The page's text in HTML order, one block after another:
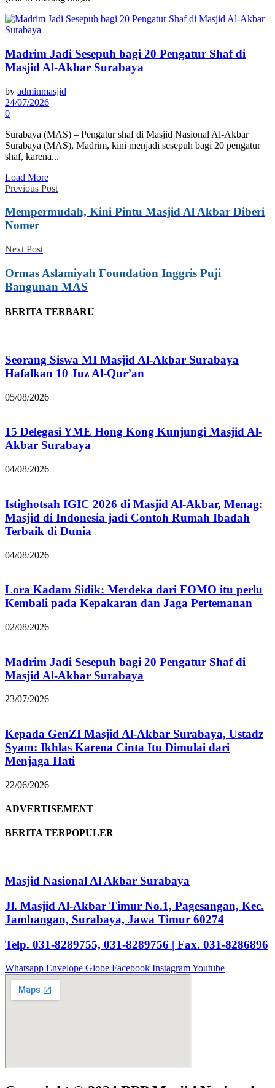
Madrim Jadi Sesepuh bagi 20 Pengatur Shaf di
Masjid Al-Akbar Surabaya
by adminmasjid
24/07/2026
0
Surabaya (MAS) – Pengatur shaf di Masjid Nasional Al-Akbar
Surabaya (MAS), Madrim, kini menjadi sesepuh bagi 20 pengatur
shaf, karena...
Load More
Previous Post
Mempermudah, Kini Pintu Masjid Al Akbar Diberi
Nomer
Next Post
Ormas Aslamiyah Foundation Inggris Puji
Bangunan MAS
BERITA TERBARU
Seorang Siswa MI Masjid Al-Akbar Surabaya
Hafalkan 10 Juz Al-Qur’an
05/08/2026
15 Delegasi YME Hong Kong Kunjungi Masjid Al-
Akbar Surabaya
04/08/2026
Istighotsah IGIC 2026 di Masjid Al-Akbar, Menag:
Masjid di Indonesia jadi Contoh Rumah Ibadah
Terbaik di Dunia
04/08/2026
Lora Kadam Sidik: Merdeka dari FOMO itu perlu
Kembali pada Kepakaran dan Jaga Pertemanan
02/08/2026
Madrim Jadi Sesepuh bagi 20 Pengatur Shaf di
Masjid Al-Akbar Surabaya
23/07/2026
Kepada GenZI Masjid Al-Akbar Surabaya, Ustadz
Syam: Ikhlas Karena Cinta Itu Dimulai dari
Menjaga Hati
22/06/2026
ADVERTISEMENT
BERITA TERPOPULER
Masjid Nasional Al Akbar Surabaya
Jl. Masjid Al-Akbar Timur No.1, Pagesangan, Kec.
Jambangan, Surabaya, Jawa Timur 60274
Telp. 031-8289755, 031-8289756 | Fax. 031-8286896
Whatsapp Envelope Globe Facebook InstagramYoutube